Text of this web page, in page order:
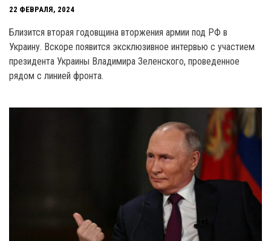
22 ФЕВРАЛЯ, 2024
Близится вторая годовщина вторжения армии под РФ в
Украину. Вскоре появится эксклюзивное интервью с участием
президента Украины Владимира Зеленского, проведенное
рядом с линией фронта.